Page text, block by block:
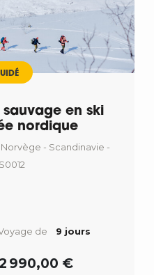
sauvage en ski
nordique
- Scandinavie -
de 9 jours
990,00 €